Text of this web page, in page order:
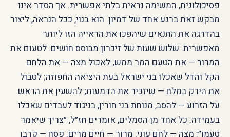
פסיכולוגית, המשימה נראית בלתי אפשרית. אך הסדר אינו
מבקש זאת ברגע אחד של דמיון. הוא בנוי, ככל הנראה, ליצור
בהדרגה את התנאים שיהפכו את הראייה הזו ליותר
מאפשרית. שלוש שעות של זיכרון מבוסס חושים: לטעום את
המרור — את הטעם המר ממש; לאכול מצה — את הלחם
הקל והדל שאכלו בני ישראל בעת היציאה החפוזה; לטבול
את הירק במלח — שיזכיר את הדמעות; להשעין את הראש
על הזרוע — להסב, מנוחת בני חורין, בניגוד לעבדים שאכלו
בעמידה. כל אחד מן הסמלים, אומרים חז״ל, ״צריך שיאמר
טעמו״: מצה — לחם עוני. מרור — חיים מרים. פסח — קרבן